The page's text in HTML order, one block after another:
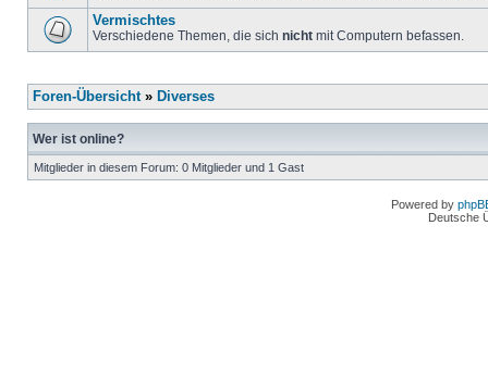
Vermischtes
Verschiedene Themen, die sich nicht mit Computern befassen.
Foren-Übersicht» Diverses
Wer ist online?
Mitglieder in diesem Forum: 0 Mitglieder und 1 Gast
Powered by
Deutsche